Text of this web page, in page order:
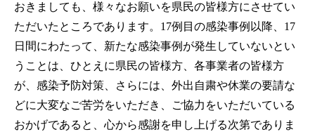
おきましても、様々なお願いを県民の皆様方にさせてい
ただいたところであります。17例目の感染事例以降、17
日間にわたって、新たな感染事例が発生していないとい
うことは、ひとえに県民の皆様方、各事業者の皆様方
が、感染予防対策、さらには、外出自粛や休業の要請な
どに大変なご苦労をいただき、ご協力をいただいている
おかげであると、心から感謝を申し上げる次第でありま